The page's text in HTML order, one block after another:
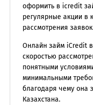
оформить в icredit
регулярные акции в
рассмотрения
Онлайн займ iCredit
скоростью
понятными
минимальными
благодаря чему она
Казахстана.